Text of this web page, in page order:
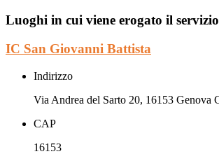
Luoghi in cui viene erogato il servizio
IC San Giovanni Battista
Indirizzo
Via Andrea del Sarto 20, 16153 Genova
CAP
16153